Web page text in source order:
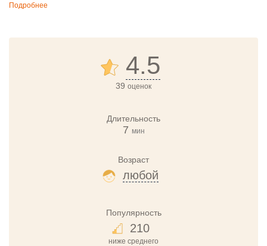
Подробнее
4.5
39 оценок
Длительность
7 мин
Возраст
любой
Популярность
210
ниже среднего